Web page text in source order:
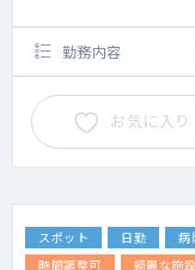
勤務内容
お気に入り
スポット 日勤 病
時間調整可
綺麗な施設